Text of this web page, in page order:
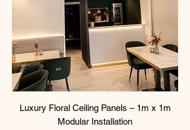
Luxury Floral Ceiling Panels – 1m x 1m
Modular Installation